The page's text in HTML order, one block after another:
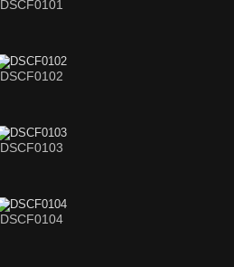
DSCF0101
DSCF0102
DSCF0103
DSCF0104